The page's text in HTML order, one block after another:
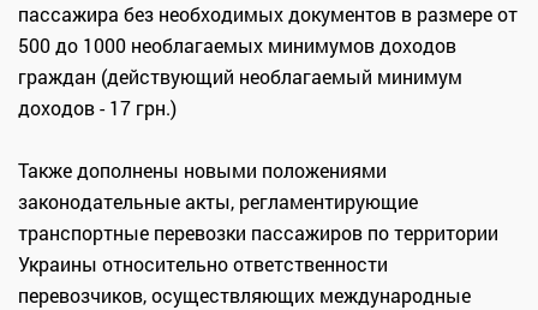
пассажира без необходимых документов в размере от
500 до 1000 необлагаемых минимумов доходов
граждан (действующий необлагаемый минимум
доходов - 17 грн.)
Также дополнены новыми положениями
законодательные акты, регламентирующие
транспортные перевозки пассажиров по территории
Украины относительно ответственности
перевозчиков, осуществляющих международные